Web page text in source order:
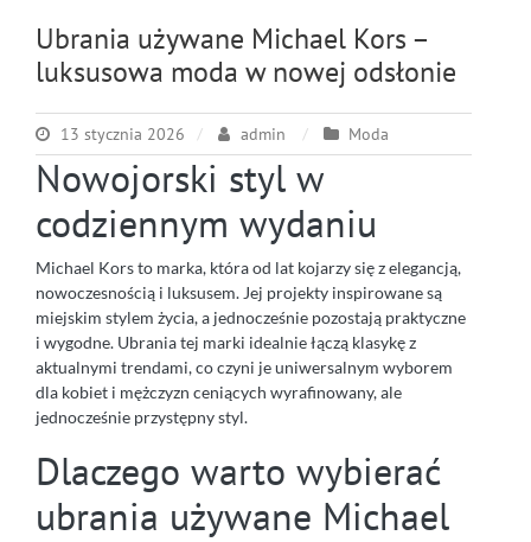
Ubrania używane Michael Kors –
luksusowa moda w nowej odsłonie
13 stycznia 2026 admin Moda
Nowojorski styl w
codziennym wydaniu
Michael Kors to marka, która od lat kojarzy się z elegancją,
nowoczesnością i luksusem. Jej projekty inspirowane są
miejskim stylem życia, a jednocześnie pozostają praktyczne
i wygodne. Ubrania tej marki idealnie łączą klasykę z
aktualnymi trendami, co czyni je uniwersalnym wyborem
dla kobiet i mężczyzn ceniących wyrafinowany, ale
jednocześnie przystępny styl.
Dlaczego warto wybierać
ubrania używane Michael